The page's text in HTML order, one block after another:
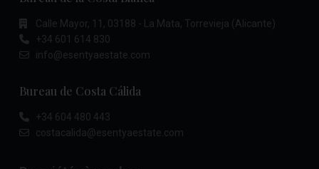
Calle Mayor, 11, 03188 - La Mata, Torrevieja (Alicante)
+34 601 614 830
info@esentyaestate.com
Bureau de Costa Cálida
+34 604 480 443
costacalida@esentyaestate.com